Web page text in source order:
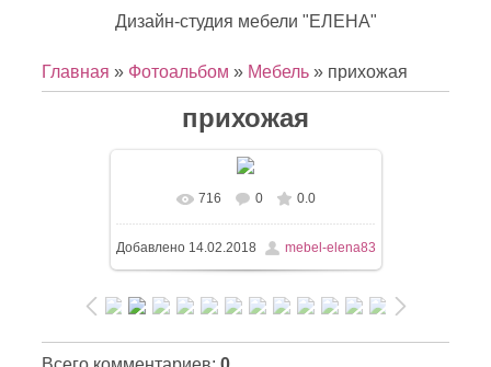
Дизайн-студия мебели "ЕЛЕНА"
Главная » Фотоальбом » Мебель » прихожая
прихожая
716 0 0.0
Добавлено14.02.2018 mebel-elena83